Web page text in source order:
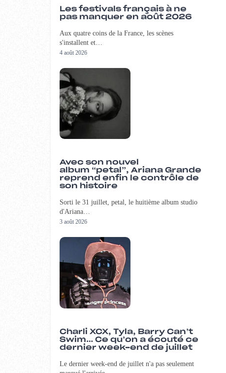
Les festivals français à ne
pas manquer en août 2026
Aux quatre coins de la France, les scènes
s'installent et…
4 août 2026
Avec son nouvel
album “petal”, Ariana Grande
reprend enfin le contrôle de
son histoire
Sorti le 31 juillet, petal, le huitième album studio
d'Ariana…
3 août 2026
Charli XCX, Tyla, Barry Can’t
Swim… Ce qu’on a écouté ce
dernier week-end de juillet
Le dernier week-end de juillet n'a pas seulement